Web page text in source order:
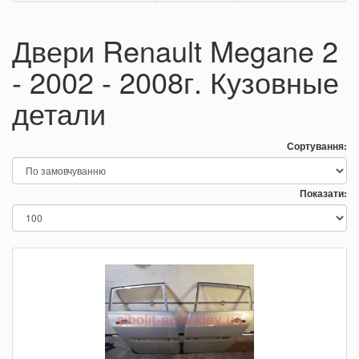
Двери Renault Megane 2
- 2002 - 2008г. Кузовные
детали
Сортування:
Показати: